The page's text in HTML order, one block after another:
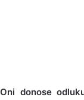
donose